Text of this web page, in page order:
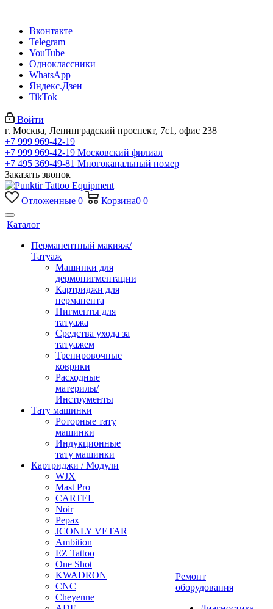
Вконтакте
Telegram
YouTube
Одноклассники
WhatsApp
Яндекс.Дзен
TikTok
Войти
г. Москва, Ленинградский проспект, 7с1, офис 238
+7 999 969-42-19
+7 999 969-42-19 Московский филиал
+7 495 369-49-81 Многоканальный номер
Заказать звонок
Отложенные 0 Корзина0 0
Каталог
Перманентный макияж/
Татуаж
Машинки для
дермопигментации
Картриджи для
перманента
Пигменты для
татуажа
Средства ухода за
татуажем
Тренировочные
коврики
Расходные
материлы/
Инструменты
Тату машинки
Роторные тату
машинки
Индукционные
тату машинки
Картриджи / Модули
WJX
Mast Pro
CARTEL
Noir
Pepax
JCONLY VETAR
Ambition
EZ Tattoo
One Shot
KWADRON
CNC
Cheyenne
Ремонт
оборудования